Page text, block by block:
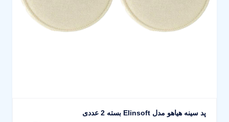
پد سینه هیاهو مدل Elinsoft بسته 2 عددی